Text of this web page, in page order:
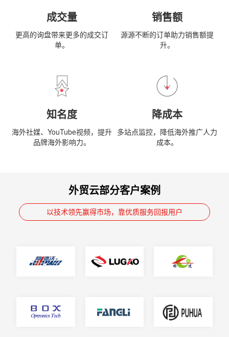
成交量
更高的询盘带来更多的成交订
单。
销售额
源源不断的订单助力销售额提
升。
知名度
海外社媒、YouTube视频，提升
品牌海外影响力。
降成本
多站点监控，降低海外推广人力
成本。
外贸云部分客户案例
以技术领先赢得市场，靠优质服务回报用户